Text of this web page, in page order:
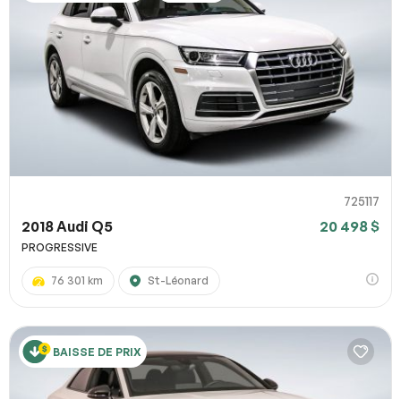
725117
2018 Audi Q5 20 498 $
PROGRESSIVE
76 301 km St-Léonard
BAISSE DE PRIX